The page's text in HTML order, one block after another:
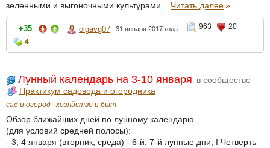
зеленными и выгоночными культурами... Читать далее»
+35 olgavg07 31 января 2017 года 963
20
4
Лунный календарь на 3-10 января в сообществе
Практикум садовода и огородника
сад и огород хозяйство и быт
Обзор ближайших дней по лунному календарю
(для условий средней полосы):
- 3, 4 января (вторник, среда) - 6-й, 7-й лунные дни, I Четверть